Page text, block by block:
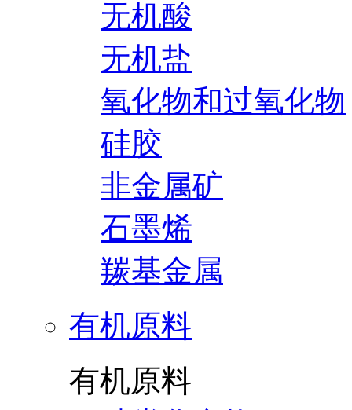
无机酸
无机盐
氧化物和过氧化物
硅胶
非金属矿
石墨烯
羰基金属
有机原料
有机原料